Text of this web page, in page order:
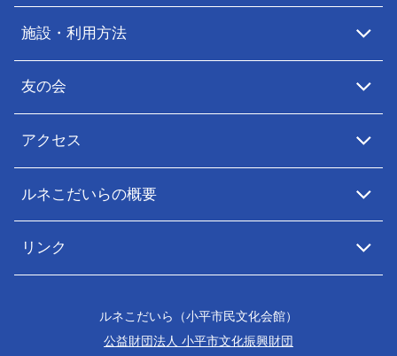
施設・利用方法
友の会
アクセス
ルネこだいらの概要
リンク
ルネこだいら（小平市民文化会館）
公益財団法人 小平市文化振興財団